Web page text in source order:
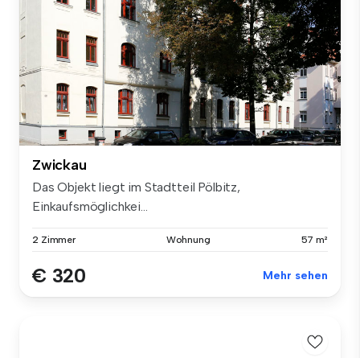
Zwickau
Das Objekt liegt im Stadtteil Pölbitz,
Einkaufsmöglichkei...
2 Zimmer Wohnung 57 m²
€ 320 Mehr sehen